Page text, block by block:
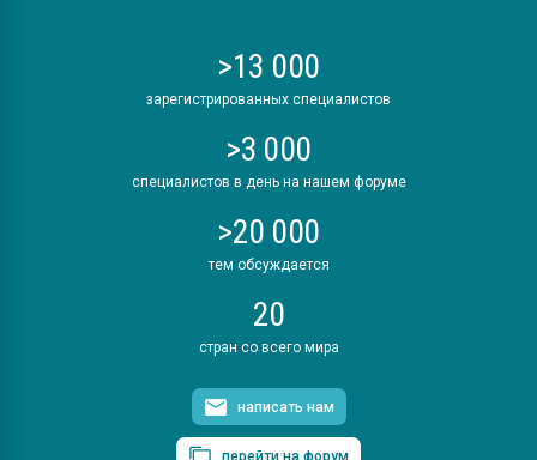
>13 000
зарегистрированных специалистов
>3 000
специалистов в день на нашем форуме
>20 000
тем обсуждается
20
стран со всего мира
написать нам
перейти на форум